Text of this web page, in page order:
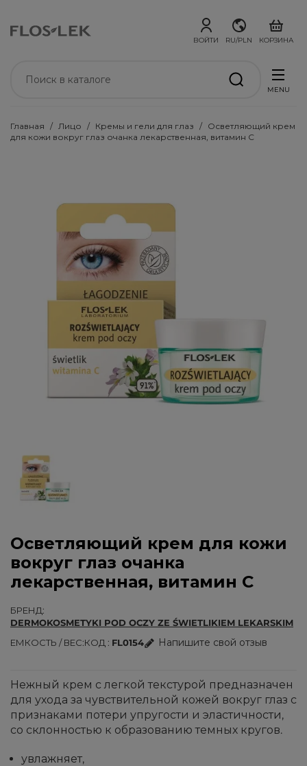
ВОЙТИ RU/PLN КОРЗИНА
MENU
Главная Лицо Кремы и гели для глаз
Осветляющий крем
для кожи вокруг глаз очанка лекарственная, витамин С
Осветляющий крем для кожи
вокруг глаз очанка
лекарственная, витамин С
БРЕНД
DERMOKOSMETYKI POD OCZY ZE ŚWIETLIKIEM LEKARSKIM
ЕМКОСТЬ / ВЕС КОД FL0154 Напишите свой отзыв
Нежный крем с легкой текстурой предназначен
для ухода за чувствительной кожей вокруг глаз с
признаками потери упругости и эластичности,
со склонностью к образованию темных кругов.
увлажняет,